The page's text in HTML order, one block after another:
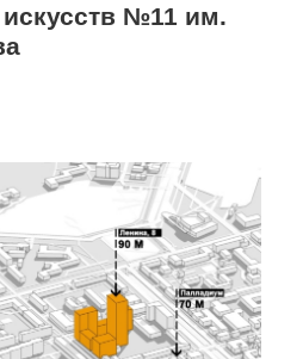
№11 им.